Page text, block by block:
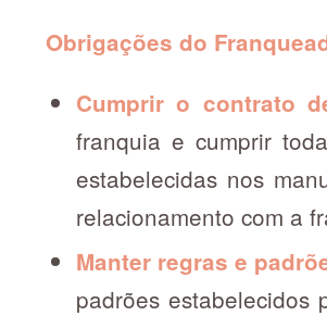
Obrigações do
Cumprir o contrato
franquia e cumprir
estabelecidas nos
relacionamento com a
Manter regras e
padrões